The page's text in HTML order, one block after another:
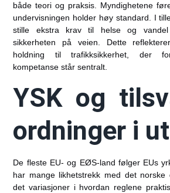
både teori og praksis. Myndighetene
undervisningen holder høy standard. I
stille ekstra krav til helse og
sikkerheten på veien. Dette
holdning til trafikksikkerhet, der
kompetanse står sentralt.
YSK og
ordninger i
De fleste EU- og EØS-land følger EUs
har mange likhetstrekk med det norske
det variasjoner i hvordan reglene